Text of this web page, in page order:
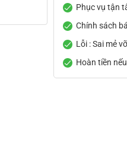
Phục vụ tận
Chính sách
Lỗi : Sai mẻ
Hoàn tiền